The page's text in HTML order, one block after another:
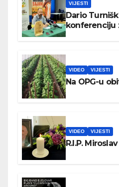
VIJESTI
Dario
konferenciju
VIDEO VIJESTI
Na OPG-u
VIDEO VIJESTI
R.I.P.